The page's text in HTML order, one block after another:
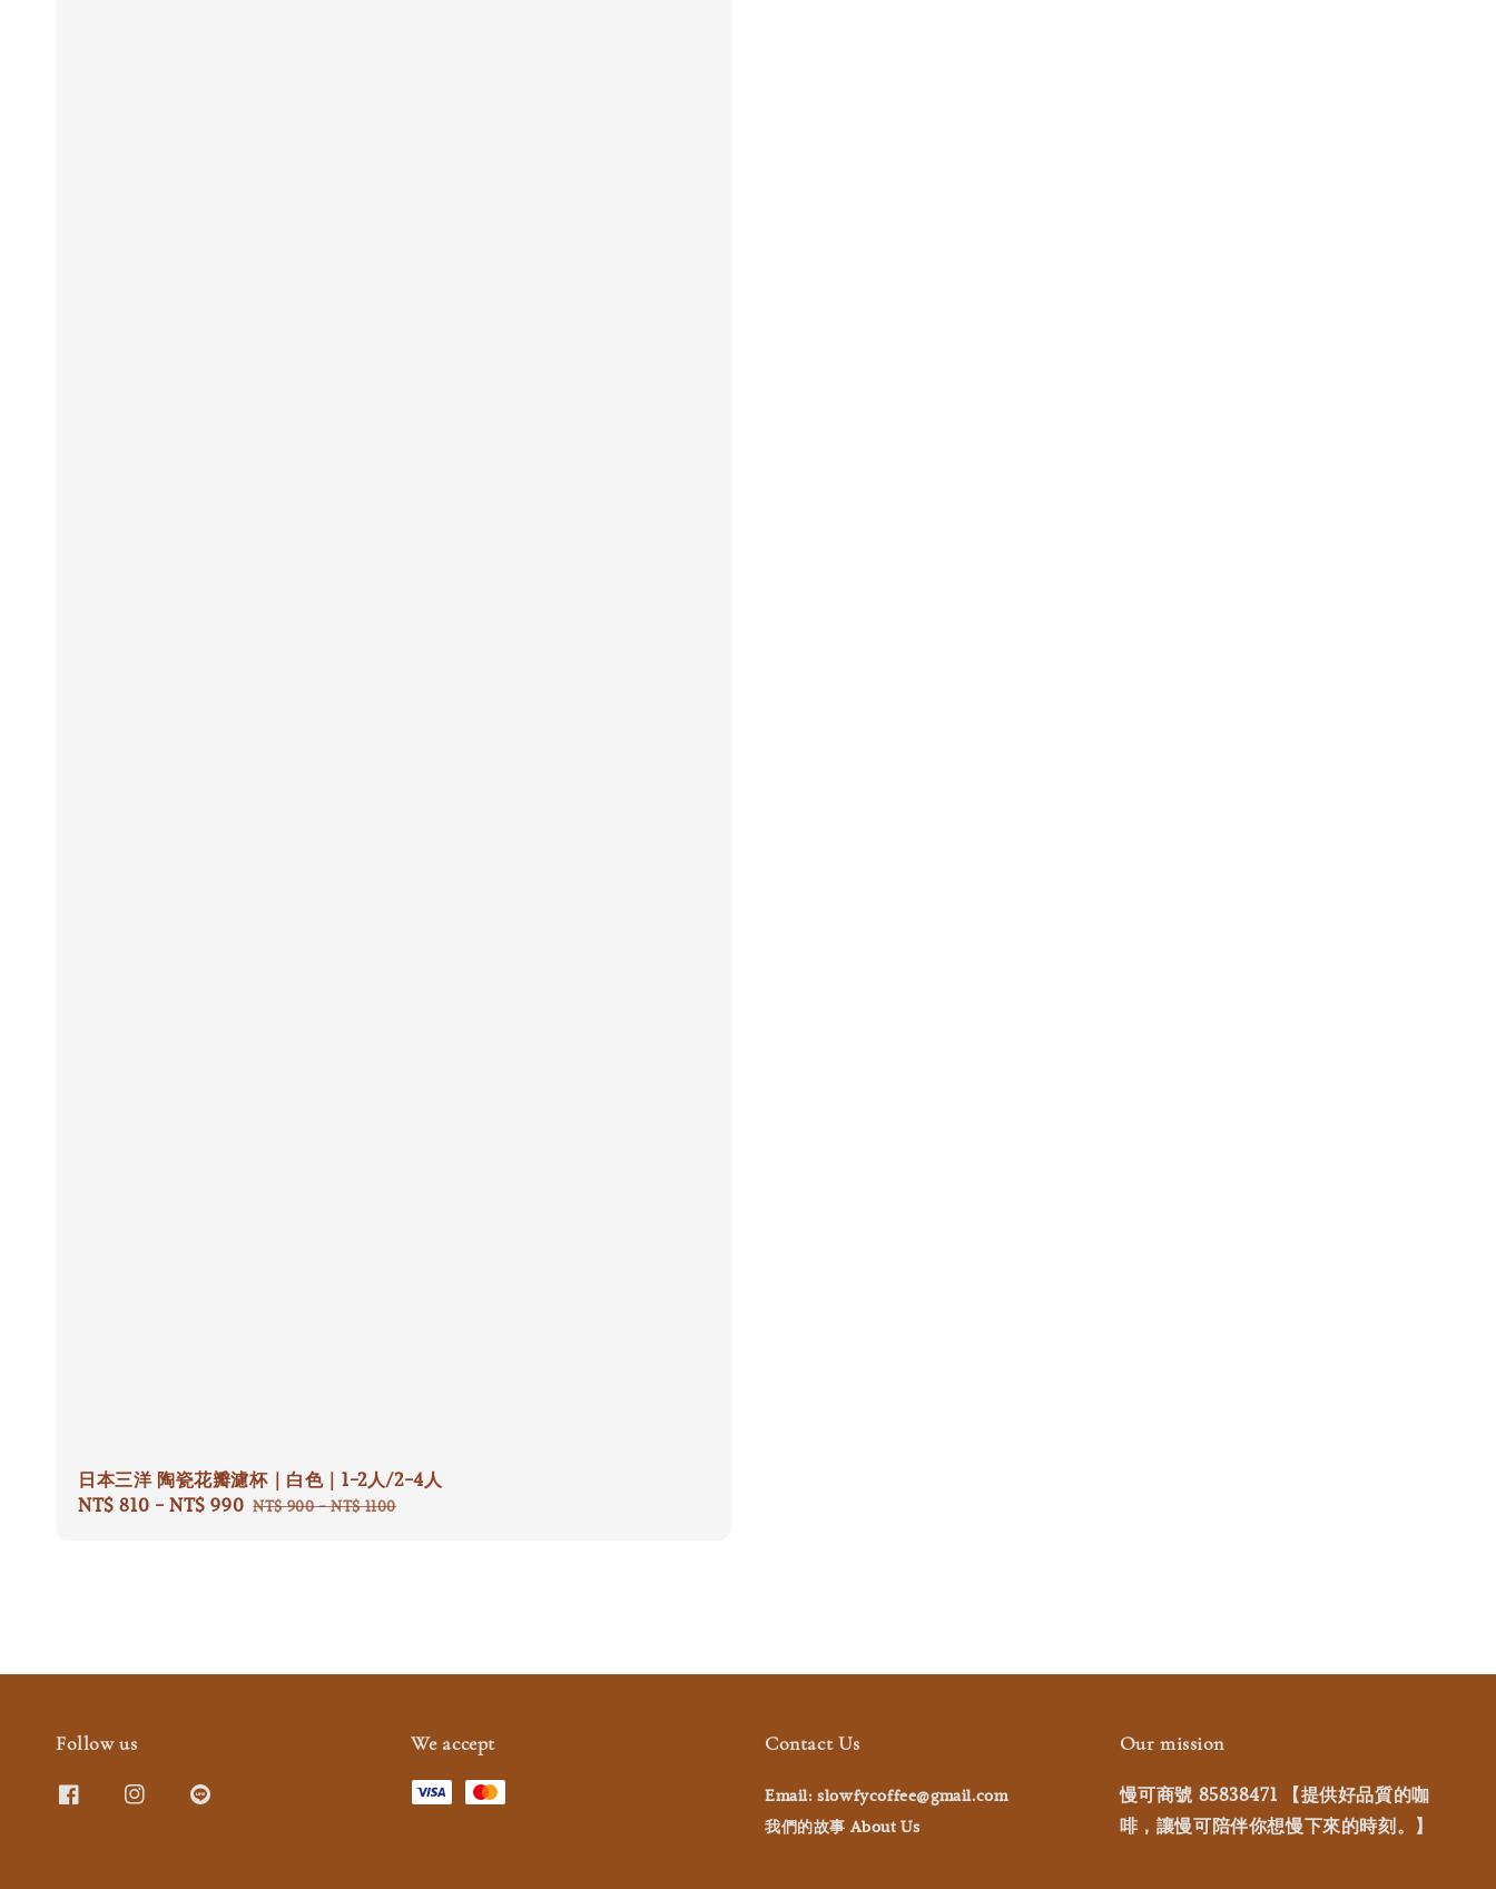
日本三洋 陶瓷花瓣濾杯｜白色｜1-2人/2-4人
Sale
NT$ 810 -NT$ 990 Regular
NT$ 900-NT$ 1100
Follow us We accept Contact Us
Email: slowfycoffee@gmail.com
我們的故事 About Us
Our mission
慢可商號 85838471 【提供好品質的咖
啡，讓慢可陪伴你想慢下來的時刻。】